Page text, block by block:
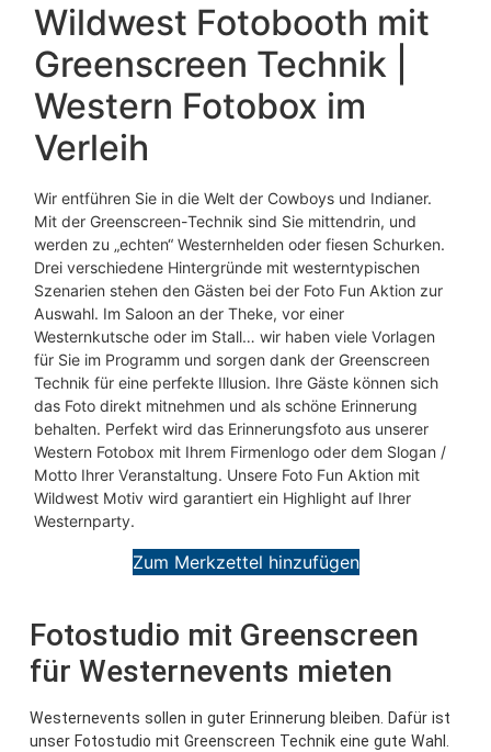
Wildwest Fotobooth mit
Greenscreen Technik |
Western Fotobox im
Verleih
Wir entführen Sie in die Welt der Cowboys und Indianer.
Mit der Greenscreen-Technik sind Sie mittendrin, und
werden zu „echten“ Westernhelden oder fiesen Schurken.
Drei verschiedene Hintergründe mit westerntypischen
Szenarien stehen den Gästen bei der Foto Fun Aktion zur
Auswahl. Im Saloon an der Theke, vor einer
Westernkutsche oder im Stall… wir haben viele Vorlagen
für Sie im Programm und sorgen dank der Greenscreen
Technik für eine perfekte Illusion. Ihre Gäste können sich
das Foto direkt mitnehmen und als schöne Erinnerung
behalten. Perfekt wird das Erinnerungsfoto aus unserer
Western Fotobox mit Ihrem Firmenlogo oder dem Slogan /
Motto Ihrer Veranstaltung. Unsere Foto Fun Aktion mit
Wildwest Motiv wird garantiert ein Highlight auf Ihrer
Westernparty.
Zum Merkzettel hinzufügen
Fotostudio mit Greenscreen
für Westernevents mieten
Westernevents sollen in guter Erinnerung bleiben. Dafür ist
unser Fotostudio mit Greenscreen Technik eine gute Wahl.